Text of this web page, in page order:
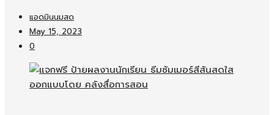
แอดมินนมสด
May 15, 2023
0